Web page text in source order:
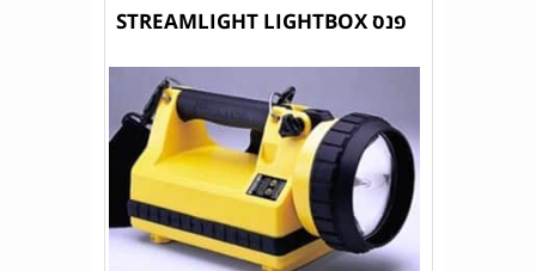
פנס STREAMLIGHT LIGHTBOX